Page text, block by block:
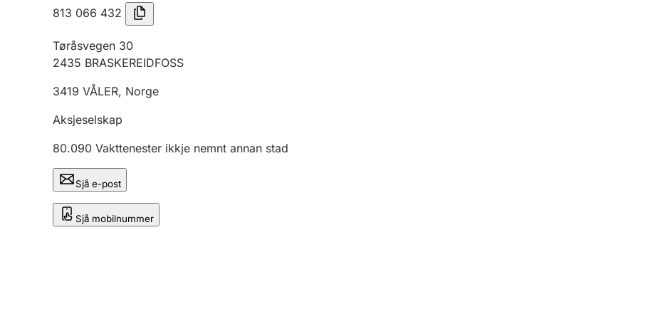
813 066 432
Tøråsvegen 30
2435 BRASKEREIDFOSS
3419 VÅLER, Norge
Aksjeselskap
80.090 Vakttenester ikkje nemnt annan stad
Sjå e-post
Sjå mobilnummer